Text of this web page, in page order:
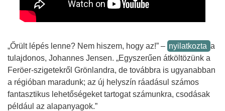
„Őrült lépés lenne? Nem hiszem, hogy az!” – nyilatkozta a
tulajdonos, Johannes Jensen. „Egyszerűen átköltözünk a
Feröer-szigetekről Grönlandra, de továbbra is ugyanabban
a régióban maradunk; az új helyszín ráadásul számos
fantasztikus lehetőségeket tartogat számunkra, csodásak
például az alapanyagok.”